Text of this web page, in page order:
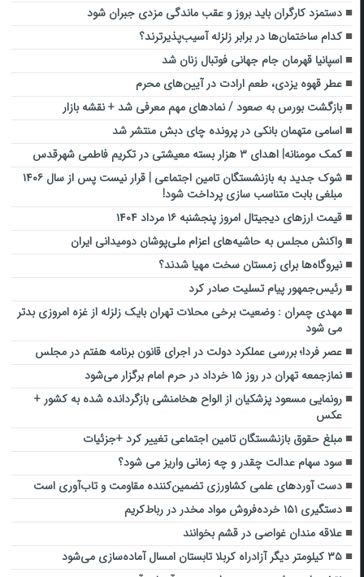
دستمزد کارگران باید بروز و عقب ماندگی مزدی جبران شود
کدام ساختمان‌ها در برابر زلزله آسیب‌پذیرترند؟
اسپانیا قهرمان جام جهانی فوتبال زنان شد
عطر قهوه یزدی، طعم ارادت در آیین‌های محرم
بازگشت بورس به صعود / نمادهای مهم معرفی شد + نقشه بازار
اسامی متهمان بانکی در پرونده چای دبش منتشر شد
کمک مومنانه| اهدای ۳ هزار بسته معیشتی در تکریم فاطمی شهرقدس
شوک جدید به بازنشستگان تامین اجتماعی | قرار نیست پس از سال ۱۴۰۶
مبلغی بابت متناسب‌ سازی پرداخت شود!
قیمت ارز‌های دیجیتال امروز پنجشنبه ۱۶ مرداد ۱۴۰۴
واکنش مجلس به حاشیه‌های اعزام ملی‌پوشان دومیدانی ایران
نیروگاه‌ها برای زمستان سخت مهیا شدند؟
رئیس‌جمهور پیام تسلیت صادر کرد
مهدی چمران : وضعیت برخی محلات تهران بایک زلزله از غزه امروزی بدتر
می شود
عصر فردا؛ بررسی عملکرد دولت در اجرای قانون برنامه هفتم در مجلس
نمازجمعه تهران در روز ۱۵ خرداد در حرم امام برگزار می‌شود
رونمایی مسعود پزشکیان از الواح هخامنشی بازگردانده شده به کشور +
عکس
مبلغ حقوق بازنشستگان تامین اجتماعی تغییر کرد +جزئیات
سود سهام عدالت چقدر و چه زمانی واریز می شود؟
دست آوردهای علمی کشاورزی تضمین‌کننده مقاومت و تاب‌آوری است
دستگیری ۱۵۱ خرده‌فروش مواد مخدر در رباط‌کریم
علاقه مندان غواصی در قشم بخوانند
۳۵ کیلومتر دیگر آزادراه کربلا تابستان امسال آماده‌سازی می‌شود